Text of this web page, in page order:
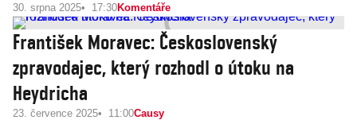
30. srpna 2025 17:30Komentáře
František Moravec: Československý
zpravodajec, který rozhodl o útoku na
Heydricha
23. července 2025 11:00Causy